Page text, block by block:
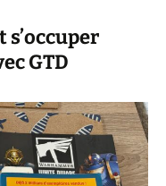
s’occuper
GTD